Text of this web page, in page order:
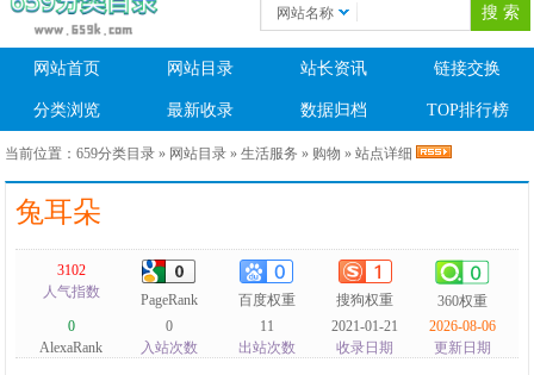
网站名称
网站首页 网站目录 站长资讯 链接交换
分类浏览 最新收录 数据归档 TOP排行榜
当前位置：659分类目录 » 网站目录 »生活服务 » 购物 » 站点详细
兔耳朵
3102
人气指数
PageRank 百度权重 搜狗权重
360权重
0
AlexaRank
0
入站次数
11
出站次数
2021-01-21
收录日期
2026-08-06
更新日期